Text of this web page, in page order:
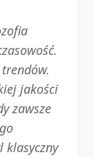
jakości
zawsze
klasyczny